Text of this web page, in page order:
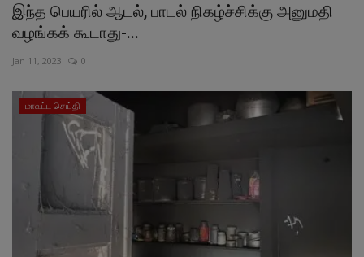
இந்த பெயரில் ஆடல், பாடல் நிகழ்ச்சிக்கு அனுமதி
வழங்கக் கூடாது-...
Jan 11, 2023 0
மாவட்ட செய்தி